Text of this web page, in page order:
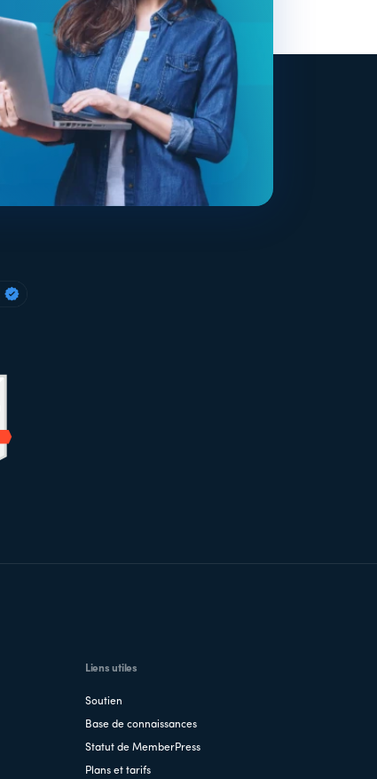
Liens utiles
Soutien
Base de connaissances
Statut de MemberPress
Plans et tarifs